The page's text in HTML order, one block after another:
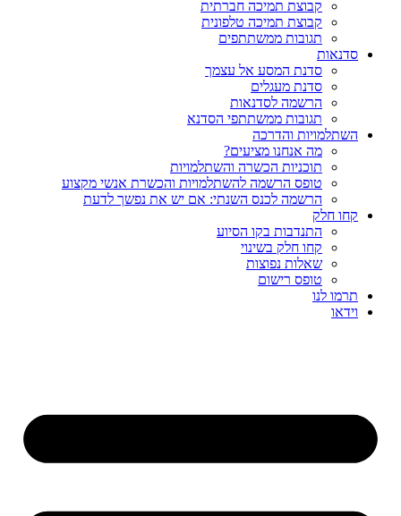
קבוצת תמיכה חברתית
קבוצת תמיכה טלפונית
תגובות ממשתתפים
סדנאות
סדנת המסע אל עצמך
סדנת מעגלים
הרשמה לסדנאות
תגובות ממשתתפי הסדנא
השתלמויות והדרכה
מה אנחנו מציעים?
תוכניות הכשרה והשתלמויות
טופס הרשמה להשתלמויות והכשרת אנשי מקצוע
הרשמה לכנס השנתי: אם יש את נפשך לדעת
קחו חלק
התנדבות בקו הסיוע
קחו חלק בשינוי
שאלות נפוצות
טופס רישום
תרמו לנו
וידאו